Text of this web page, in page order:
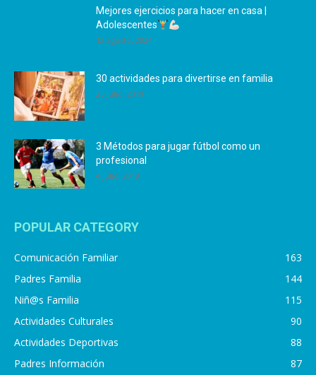
Mejores ejercicios para hacer en casa |
Adolescentes
12 agosto, 2024
30 actividades para divertirse en familia
25 julio, 2019
3 Métodos para jugar fútbol como un
profesional
4 julio, 2019
POPULAR CATEGORY
Comunicación Familiar
163
Padres Familia
144
Niñ@s Familia
115
Actividades Culturales
90
Actividades Deportivas
88
Padres Información
87